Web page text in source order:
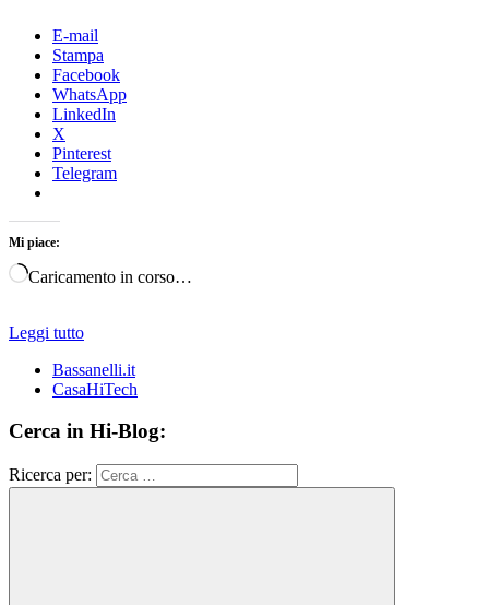
E-mail
Stampa
Facebook
WhatsApp
LinkedIn
X
Pinterest
Telegram
Mi piace:
Caricamento in corso…
Leggi tutto
Bassanelli.it
CasaHiTech
Cerca in Hi-Blog:
Ricerca per: